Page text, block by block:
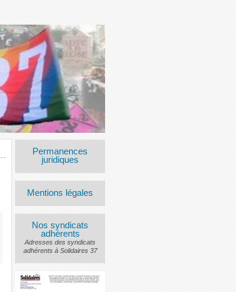
Permanences
juridiques
Mentions légales
Nos syndicats
adhérents
Adresses des syndicats
adhérents à Solidaires 37